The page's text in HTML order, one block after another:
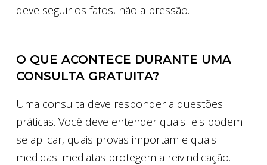
deve seguir os fatos, não a pressão.
O QUE ACONTECE DURANTE UMA
CONSULTA GRATUITA?
Uma consulta deve responder a questões
práticas. Você deve entender quais leis podem
se aplicar, quais provas importam e quais
medidas imediatas protegem a reivindicação.